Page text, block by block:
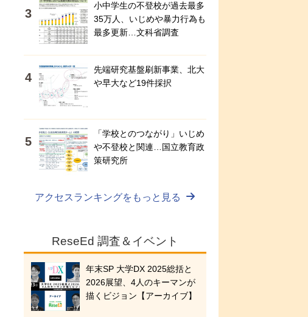
小中学生の不登校が過去最多
35万人、いじめや暴力行為も
最多更新…文科省調査
先端研究基盤刷新事業、北大
や早大など19件採択
「学校とのつながり」いじめ
や不登校と関連…国立教育政
策研究所
アクセスランキングをもっと見る
ReseEd 調査＆イベント
年末SP 大学DX 2025総括と
2026展望、4人のキーマンが
描くビジョン【アーカイブ】